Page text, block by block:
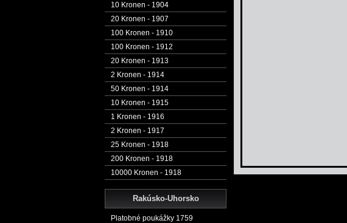
10 Kronen - 1904
20 Kronen - 1907
100 Kronen - 1910
100 Kronen - 1912
20 Kronen - 1913
2 Kronen - 1914
50 Kronen - 1914
10 Kronen - 1915
1 Kronen - 1916
2 Kronen - 1917
25 Kronen - 1918
200 Kronen - 1918
10000 Kronen - 1918
Rakúsko-Uhorsko
Platobné poukážky 1759